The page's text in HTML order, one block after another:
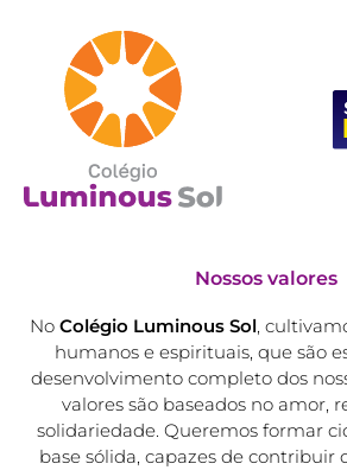
Nossos valores
No Colégio Luminous Sol,
humanos e espirituais, que são
desenvolvimento completo dos
valores são baseados no amor,
solidariedade. Queremos formar
base sólida, capazes de contribuir